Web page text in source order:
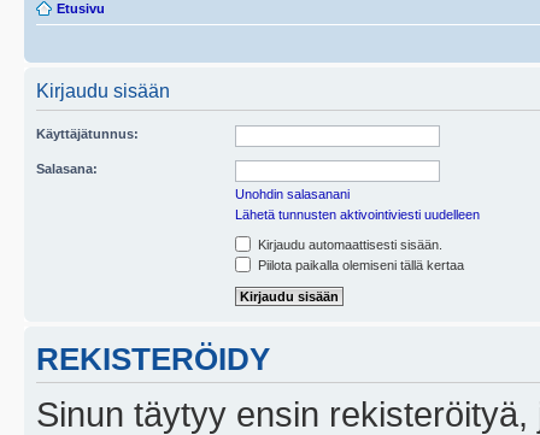
Etusivu
Kirjaudu sisään
Käyttäjätunnus:
Salasana:
Unohdin salasanani
Lähetä tunnusten aktivointiviesti uudelleen
Kirjaudu automaattisesti sisään.
Piilota paikalla olemiseni tällä kertaa
REKISTERÖIDY
Sinun täytyy ensin